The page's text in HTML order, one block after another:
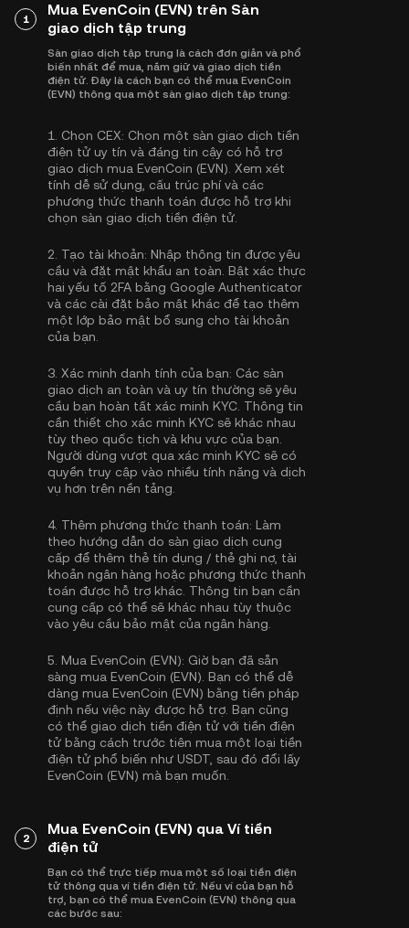
1
Mua EvenCoin (EVN) trên Sàn
giao dịch tập trung
Sàn giao dịch tập trung là cách đơn giản và phổ
biến nhất để mua, nắm giữ và giao dịch tiền
điện tử. Đây là cách bạn có thể mua EvenCoin
(EVN) thông qua một sàn giao dịch tập trung:
1. Chọn CEX: Chọn một sàn giao dịch tiền
điện tử uy tín và đáng tin cậy có hỗ trợ
giao dịch mua EvenCoin (EVN). Xem xét
tính dễ sử dụng, cấu trúc phí và các
phương thức thanh toán được hỗ trợ khi
chọn sàn giao dịch tiền điện tử.
2. Tạo tài khoản: Nhập thông tin được yêu
cầu và đặt mật khẩu an toàn. Bật xác thực
hai yếu tố 2FA bằng Google Authenticator
và các cài đặt bảo mật khác để tạo thêm
một lớp bảo mật bổ sung cho tài khoản
của bạn.
3. Xác minh danh tính của bạn: Các sàn
giao dịch an toàn và uy tín thường sẽ yêu
cầu bạn hoàn tất xác minh KYC . Thông tin
cần thiết cho xác minh KYC sẽ khác nhau
tùy theo quốc tịch và khu vực của bạn.
Người dùng vượt qua xác minh KYC sẽ có
quyền truy cập vào nhiều tính năng và dịch
vụ hơn trên nền tảng.
4. Thêm phương thức thanh toán: Làm
theo hướng dẫn do sàn giao dịch cung
cấp để thêm thẻ tín dụng / thẻ ghi nợ, tài
khoản ngân hàng hoặc phương thức thanh
toán được hỗ trợ khác. Thông tin bạn cần
cung cấp có thể sẽ khác nhau tùy thuộc
vào yêu cầu bảo mật của ngân hàng.
5. Mua EvenCoin (EVN): Giờ bạn đã sẵn
sàng mua EvenCoin (EVN). Bạn có thể dễ
dàng mua EvenCoin (EVN) bằng tiền pháp
định nếu việc này được hỗ trợ. Bạn cũng
có thể giao dịch tiền điện tử với tiền điện
tử bằng cách trước tiên mua một loại tiền
điện tử phổ biến như USDT , sau đó đổi lấy
EvenCoin (EVN) mà bạn muốn.
2
Mua EvenCoin (EVN) qua Ví tiền
điện tử
Bạn có thể trực tiếp mua một số loại tiền điện
tử thông qua ví tiền điện tử. Nếu ví của bạn hỗ
trợ, bạn có thể mua EvenCoin (EVN) thông qua
các bước sau: